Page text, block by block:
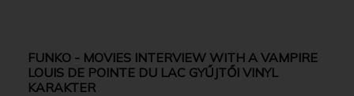
FUNKO - MOVIES INTERVIEW WITH A VAMPIRE
LOUIS DE POINTE DU LAC GYŰJTŐI VINYL
KARAKTER